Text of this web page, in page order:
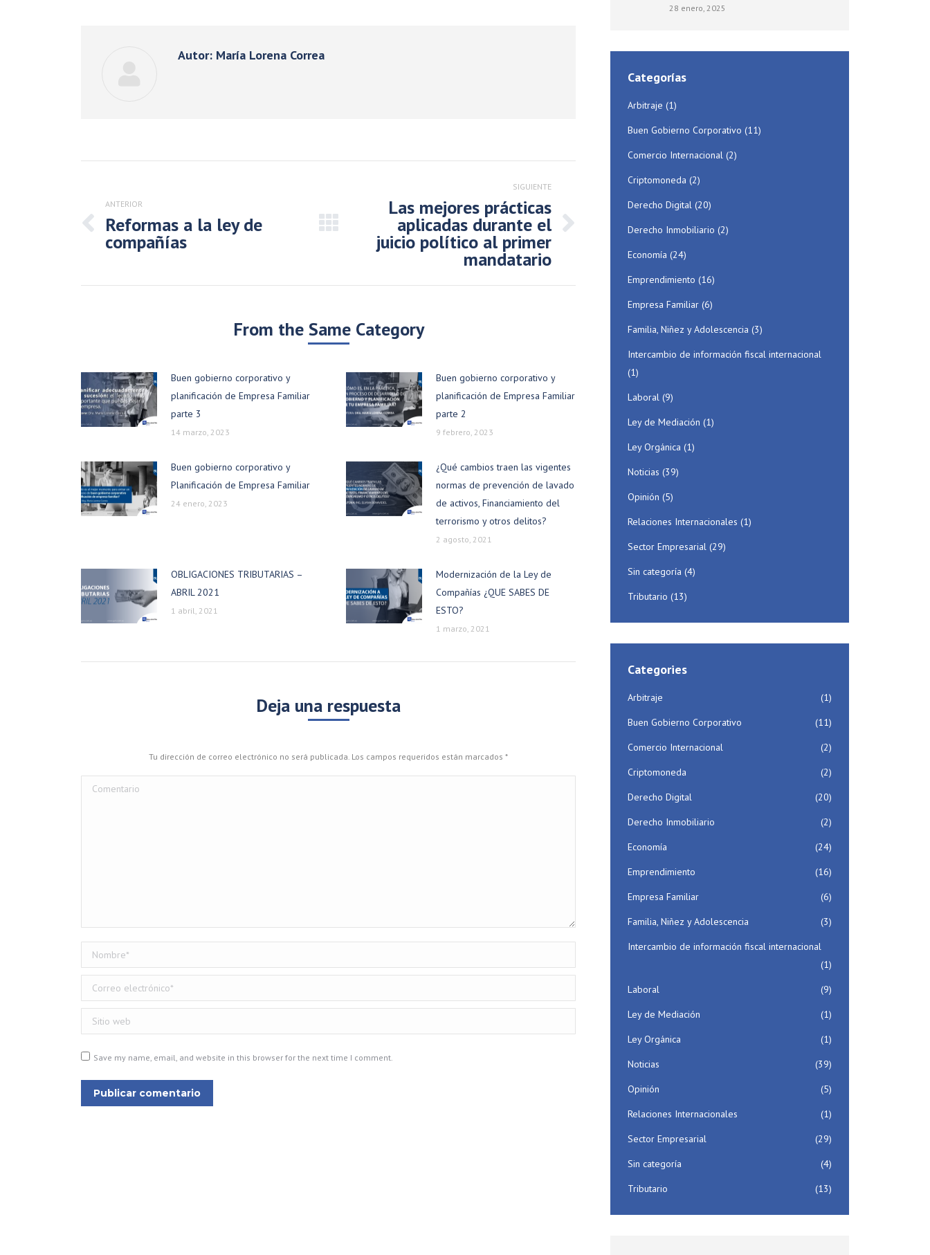
Autor: María Lorena Correa
Navegación
publicaciones
ANTERIOR
Publicación
anterior:
Reformas a la ley de
compañías
SIGUIENTE
Publicación
siguiente:
Las mejores prácticas
aplicadas durante el
juicio político al primer
mandatario
From the Same Category
Buen gobierno corporativo y
planificación de Empresa Familiar
parte 3
14 marzo, 2023
Buen gobierno corporativo y
planificación de Empresa Familiar
parte 2
9 febrero, 2023
Buen gobierno corporativo y
Planificación de Empresa Familiar
24 enero, 2023
¿Qué cambios traen las vigentes
normas de prevención de lavado
de activos, Financiamiento del
terrorismo y otros delitos?
2 agosto, 2021
OBLIGACIONES TRIBUTARIAS –
ABRIL 2021
1 abril, 2021
Modernización de la Ley de
Compañías ¿QUE SABES DE
ESTO?
1 marzo, 2021
Deja una respuesta
Tu dirección de correo electrónico no será publicada. Los campos requeridos están marcados *
Comentario
Nombre *
Correo electrónico *
Sitio web
Save my name, email, and website in this browser for the next time I comment.
Publicar comentario
28 enero, 2025
Categorías
Arbitraje (1)
Buen Gobierno Corporativo (11)
Comercio Internacional (2)
Criptomoneda (2)
Derecho Digital (20)
Derecho Inmobiliario (2)
Economía (24)
Emprendimiento (16)
Empresa Familiar (6)
Familia, Niñez y Adolescencia (3)
Intercambio de información fiscal internacional
(1)
Laboral (9)
Ley de Mediación (1)
Ley Orgánica (1)
Noticias (39)
Opinión (5)
Relaciones Internacionales (1)
Sector Empresarial (29)
Sin categoría (4)
Tributario (13)
Categories
Arbitraje
(1)
Buen Gobierno Corporativo
(11)
Comercio Internacional
(2)
Criptomoneda
(2)
Derecho Digital
(20)
Derecho Inmobiliario
(2)
Economía
(24)
Emprendimiento
(16)
Empresa Familiar
(6)
Familia, Niñez y Adolescencia
(3)
Intercambio de información fiscal internacional
(1)
Laboral
(9)
Ley de Mediación
(1)
Ley Orgánica
(1)
Noticias
(39)
Opinión
(5)
Relaciones Internacionales
(1)
Sector Empresarial
(29)
Sin categoría
(4)
Tributario
(13)